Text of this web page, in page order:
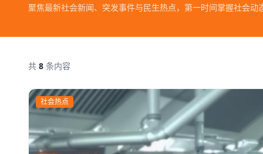
聚焦最新社会新闻、突发事件与民生热点，第一时间掌握社会动
共 8 条内容
社会热点